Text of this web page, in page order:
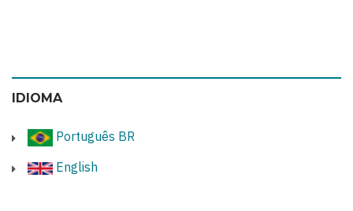
IDIOMA
Português BR
English